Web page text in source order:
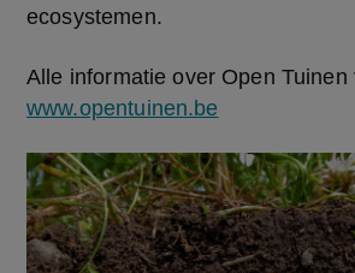
ecosystemen.
Alle informatie over Open Tuinen
www.opentuinen.be